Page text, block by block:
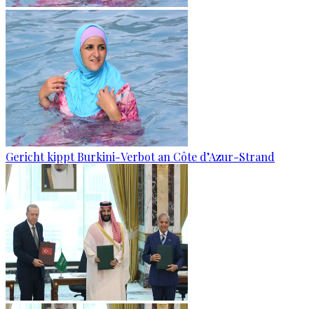
Gericht kippt Burkini-Verbot an Côte d’Azur-Strand